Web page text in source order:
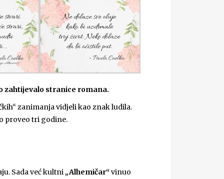
zahtijevalo stranice romana.
zanimanja vidjeli kao znak ludila.
proveo tri godine.
Sada već kultni „Alhemičar“vinuo